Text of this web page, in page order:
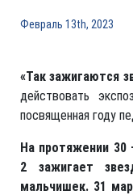
Февраль 13th, 2023
«Так зажигаются
действовать
посвященная году
На протяжении
2 зажигает
мальчишек. 31